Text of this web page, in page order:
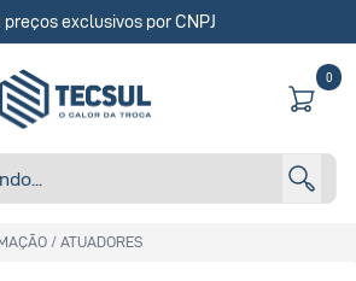
exclusivos por CNPJ
0
/ ATUADORES